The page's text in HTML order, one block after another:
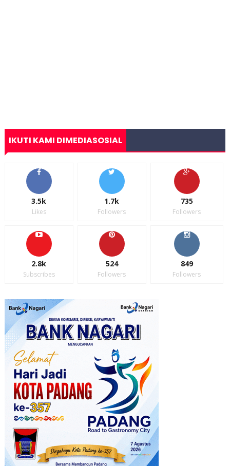
IKUTI KAMI DIMEDIASOSIAL
3.5k
Likes
1.7k
Followers
735
Followers
2.8k
Subscribes
524
Followers
849
Followers